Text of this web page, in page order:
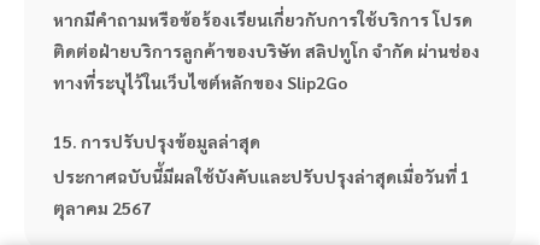
หากมีคำถามหรือข้อร้องเรียนเกี่ยวกับการใช้บริการ โปรด
ติดต่อฝ่ายบริการลูกค้าของบริษัท สลิปทูโก จำกัด ผ่านช่อง
ทางที่ระบุไว้ในเว็บไซต์หลักของ Slip2Go
15. การปรับปรุงข้อมูลล่าสุด
ประกาศฉบับนี้มีผลใช้บังคับและปรับปรุงล่าสุดเมื่อวันที่ 1
ตุลาคม 2567